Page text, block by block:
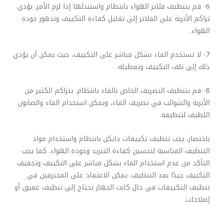
6- قم بتنظيف فلاتر الهواء بانتظام واستبدلها إذا لزم الأمر. يؤدي
تراكم الأتربة على الفلاتر إلى تقليل كفاءة التكييف وتدهور جودة
الهواء.
7- لا تستخدم الماء بشكل مباشر على التكييف، حيث يمكن أن يؤدي
ذلك إلى تلف التكييف وتعطيله.
8- قم بتنظيف التصريف الخاص بالماء بانتظام. يتراكم الكثير من
الأتربة والشوائب في تصريف الماء، ويمكن استخدام الماء والصابون
اللطيف لتنظيفه.
باختصار، يجب تنظيف تكييفات دايكن بانتظام واستخدام مواد
التنظيف المناسبة لتحسين كفاءة التبريد وجودة الهواء. كما يجب
التأكد من عدم استخدام الماء بشكل مباشر على التكييف وتجفيف
التكييف جيدًا بعد التنظيف. يمكن الاعتماد على المحترفين في
تنظيف التكييفات في حال كانت الجهاز تحتاج إلى تنظيف عميق أو
إصلاحات.